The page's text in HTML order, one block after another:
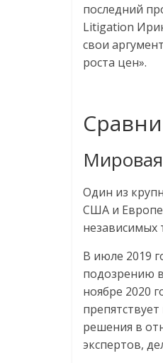
последний
Litigation
свои
роста цен».
Один из
США и
независимых
В июле 2019
подозрению
ноябре 2020
решения в
экспертов,